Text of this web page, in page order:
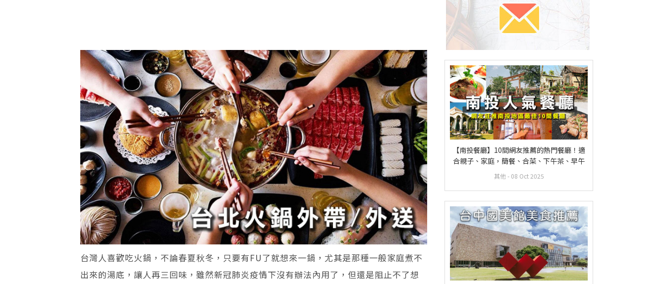
【南投餐廳】10間網友推薦的熱門餐廳！適
合親子、家庭，簡餐、合菜、下午茶、早午
餐
其他 - 08 Oct 2025
台灣人喜歡吃火鍋，不論春夏秋冬，只要有FU了就想來一鍋，尤其是那種一般家庭煮不
出來的湯底，讓人再三回味，雖然新冠肺炎疫情下沒有辦法內用了，但還是阻止不了想